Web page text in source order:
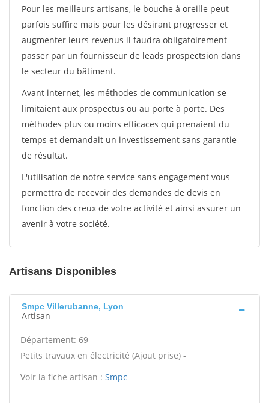
Pour les meilleurs artisans, le bouche à oreille peut
parfois suffire mais pour les désirant progresser et
augmenter leurs revenus il faudra obligatoirement
passer par un fournisseur de leads prospectsion dans
le secteur du bâtiment.
Avant internet, les méthodes de communication se
limitaient aux prospectus ou au porte à porte. Des
méthodes plus ou moins efficaces qui prenaient du
temps et demandait un investissement sans garantie
de résultat.
L'utilisation de notre service sans engagement vous
permettra de recevoir des demandes de devis en
fonction des creux de votre activité et ainsi assurer un
avenir à votre société.
Artisans Disponibles
Smpc Villerubanne, Lyon
Artisan
Département: 69
Petits travaux en électricité (Ajout prise) -
Voir la fiche artisan : Smpc